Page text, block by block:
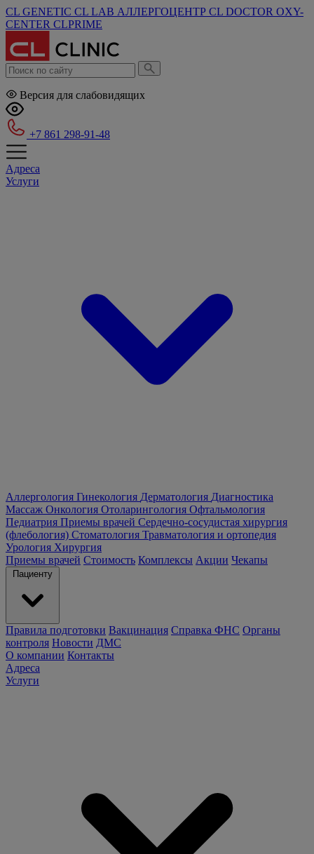
CL GENETIC CL LAB АЛЛЕРГОЦЕНТР CL DOCTOR OXY-
CENTER CLPRIME
Версия для слабовидящих
+7 861 298-91-48
Адреса
Услуги
Аллергология Гинекология Дерматология Диагностика
Массаж Онкология Отоларингология Офтальмология
Педиатрия Приемы врачей Сердечно-сосудистая хирургия
(флебология) Стоматология Травматология и ортопедия
Урология Хирургия
Приемы врачей Стоимость Комплексы Акции Чекапы
Пациенту
Правила подготовки Вакцинация Справка ФНС Органы
контроля Новости ДМС
О компании Контакты
Адреса
Услуги